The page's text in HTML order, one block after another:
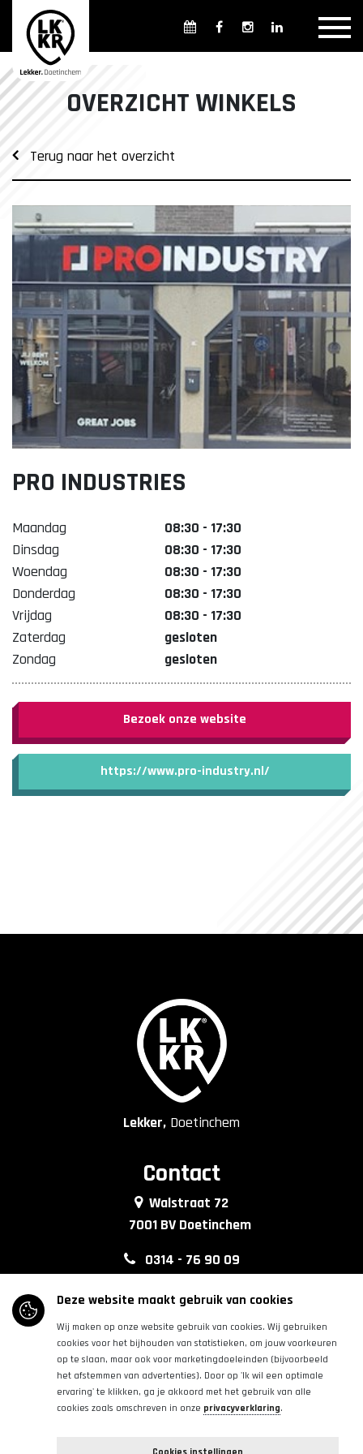
Overzicht winkels
Openingsdagen en -tijden
Weekmarkten
Overzicht Cultuur & Musea
Parkeren in Doetinchem
Openbaar vervoer
Gratis Shuttle
FAQ
Lekker. Doetinchem
Organisatie Binnenstadbedrijf Doetinchem
OVERZICHT WINKELS
Terug naar het overzicht
PRO INDUSTRIES
Maandag
08:30 - 17:30
Dinsdag
08:30 - 17:30
Woendag
08:30 - 17:30
Donderdag
08:30 - 17:30
Vrijdag
08:30 - 17:30
Zaterdag
gesloten
Zondag
gesloten
Bezoek onze website
https://www.pro-industry.nl/
Lekker, Doetinchem
Contact
Walstraat 72
7001 BV Doetinchem
0314 - 76 90 09
info@lkkrdoetinchem.nl
Volg ons
|
Copyright © 2026 | Binnenstadbedrijf Doetinchem | Alle
Deze website maakt gebruik van cookies
Wij maken op onze website gebruik van cookies. Wij gebruiken
cookies voor het bijhouden van statistieken, om jouw voorkeuren
op te slaan, maar ook voor marketingdoeleinden (bijvoorbeeld
het afstemmen van advertenties). Door op 'Ik wil een optimale
ervaring' te klikken, ga je akkoord met het gebruik van alle
cookies zoals omschreven in onze privacyverklaring.